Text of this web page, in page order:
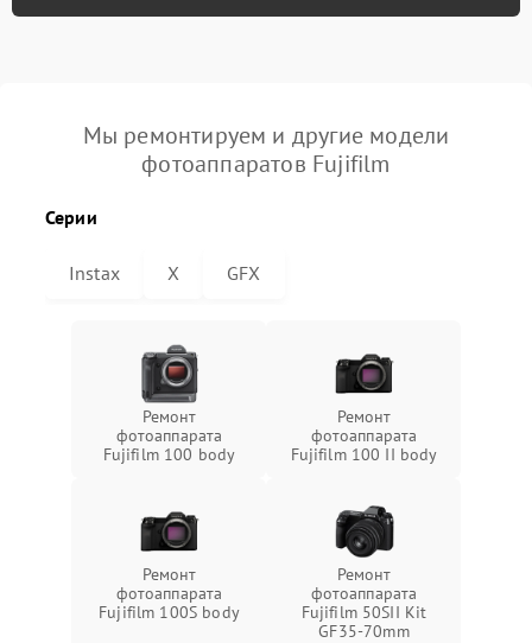
Мы ремонтируем и другие модели
фотоаппаратов Fujifilm
Серии
Instax X GFX
Ремонт
фотоаппарата
Fujifilm 100 body
Ремонт
фотоаппарата
Fujifilm 100 II body
Ремонт
фотоаппарата
Fujifilm 100S body
Ремонт
фотоаппарата
Fujifilm 50SII Kit
GF35-70mm